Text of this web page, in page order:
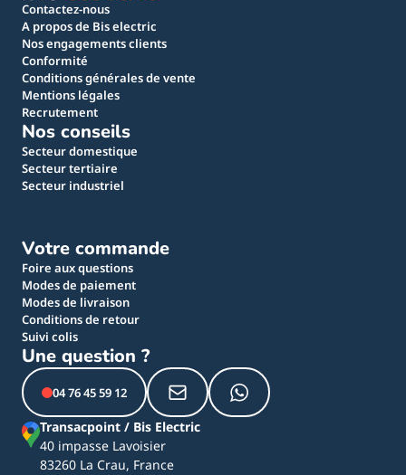
Contactez-nous
A propos de Bis electric
Nos engagements clients
Conformité
Conditions générales de vente
Mentions légales
Recrutement
Nos conseils
Secteur domestique
Secteur tertiaire
Secteur industriel
Votre commande
Foire aux questions
Modes de paiement
Modes de livraison
Conditions de retour
Suivi colis
Une question ?
04 76 45 59 12
Transacpoint / Bis Electric
40 impasse Lavoisier
83260 La Crau, France